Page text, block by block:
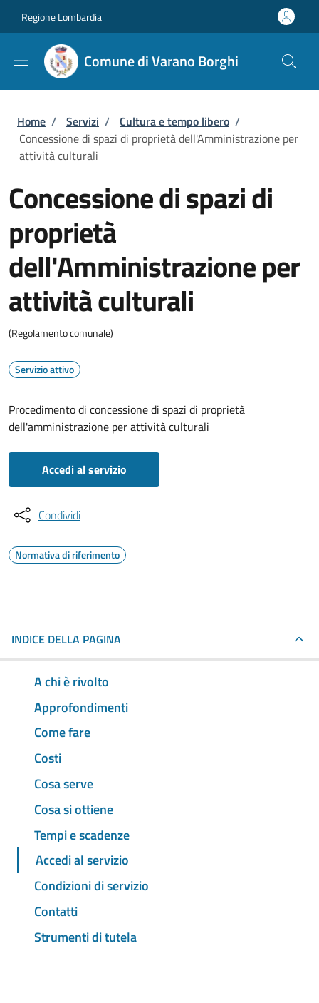
Regione Lombardia
Comune di Varano Borghi
Briciole di pane
Home / Servizi / Cultura e tempo libero /
Concessione di spazi di proprietà dell'Amministrazione per
attività culturali
Concessione di spazi di
proprietà
dell'Amministrazione per
attività culturali
(Regolamento comunale)
Servizio attivo
Procedimento di concessione di spazi di proprietà
dell'amministrazione per attività culturali
Accedi al servizio
Condividi
Normativa di riferimento
INDICE DELLA PAGINA
A chi è rivolto
Approfondimenti
Come fare
Costi
Cosa serve
Cosa si ottiene
Tempi e scadenze
Accedi al servizio
Condizioni di servizio
Contatti
Strumenti di tutela